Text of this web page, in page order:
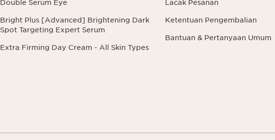
Double Serum Eye
Bright Plus [Advanced] Brightening Dark
Spot Targeting Expert Serum
Extra Firming Day Cream - All Skin Types
Lacak Pesanan
Ketentuan Pengembalian
Bantuan & Pertanyaan Umum